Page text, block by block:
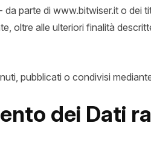
parte di www.bitwiser.it o dei
oltre alle ulteriori finalità
pubblicati o condivisi
dei Dati